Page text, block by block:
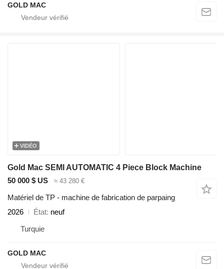
GOLD MAC
VIDÉO
Gold Mac SEMI AUTOMATIC 4 Piece Block Machine
50 000 $ US
≈ 43 280 €
Matériel de TP - machine de fabrication de parpaing
2026
État neuf
Turquie
GOLD MAC